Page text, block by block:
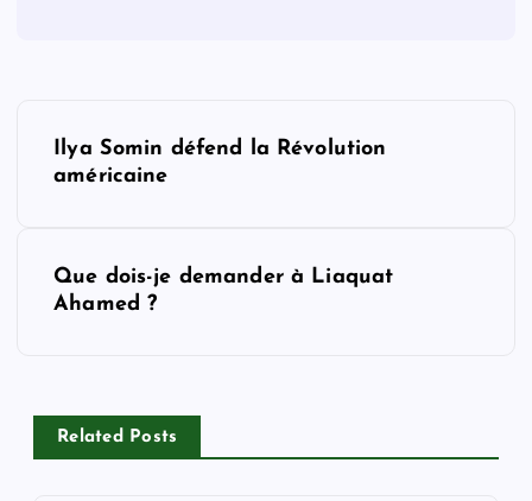
a
v
Ilya Somin défend la Révolution
américaine
Que dois-je demander à Liaquat
Ahamed ?
Related Posts